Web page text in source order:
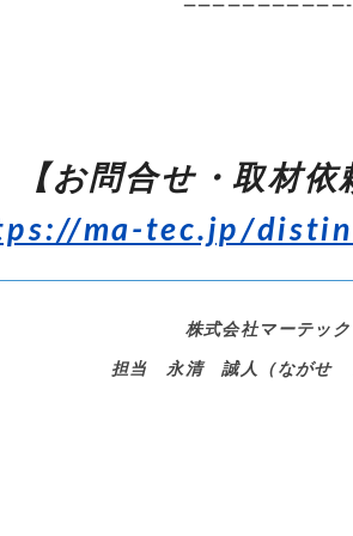
———————————-
【お問合せ・取材依
ma-tec.jp/
株式会社マーテック
担当 永清 誠人（ながせ